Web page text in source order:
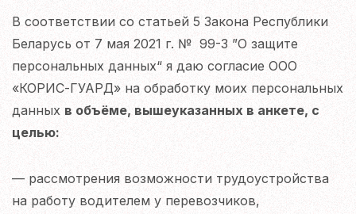
В соответствии со статьей 5 Закона Республики
Беларусь от 7 мая 2021 г. № 99-З ”О защите
персональных данных“ я даю согласие ООО
«КОРИС-ГУАРД» на обработку моих персональных
данных в объёме, вышеуказанных в анкете, с
целью:
— рассмотрения возможности трудоустройства
на работу водителем у перевозчиков,